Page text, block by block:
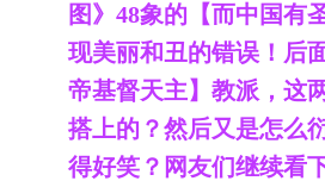
图》48象的【而中国有
现美丽和丑的错误！后
帝基督天主】教派，这
搭上的？然后又是怎么
得好笑？网友们继续看下